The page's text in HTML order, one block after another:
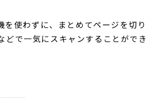
使わずに、まとめてページを切り
で一気にスキャンすることができ